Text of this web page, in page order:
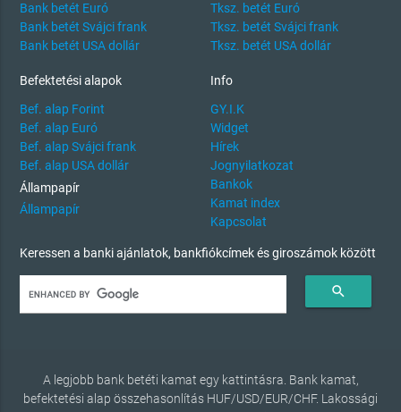
Bank betét Euró
Bank betét Svájci frank
Bank betét USA dollár
Tksz. betét Euró
Tksz. betét Svájci frank
Tksz. betét USA dollár
Befektetési alapok
Bef. alap Forint
Bef. alap Euró
Bef. alap Svájci frank
Bef. alap USA dollár
Állampapír
Állampapír
Info
GY.I.K
Widget
Hírek
Jognyilatkozat
Bankok
Kamat index
Kapcsolat
Keressen a banki ajánlatok, bankfiókcímek és giroszámok között
search
A legjobb bank betéti kamat egy kattintásra. Bank kamat,
befektetési alap összehasonlítás HUF/USD/EUR/CHF. Lakossági